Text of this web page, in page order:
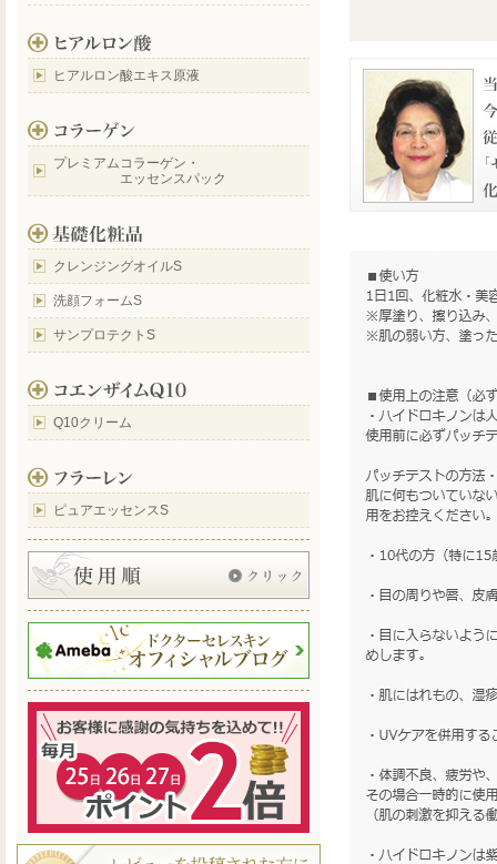
ヒアルロン酸エキス原液
プレミアムコラーゲン・
エッセンスパック
クレンジングオイルS
洗顔フォームS
サンプロテクトS
Q10クリーム
ピュアエッセンスS